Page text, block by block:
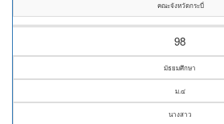
คณะจังหวัดกระบี่
98
มัธยมศึกษา
ม.๔
นางสาว